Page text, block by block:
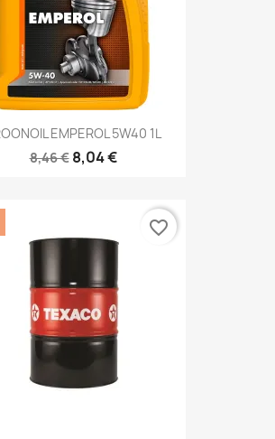
EMPEROL 5W40 1L
8,46 € 8,04 €
favorite_border